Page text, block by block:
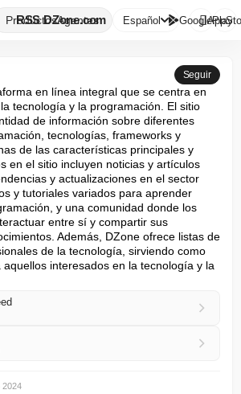
ProductosAgentes
RSS DZone.com Español GooglePlay

Seguir
en línea integral que se centra en
tecnología y la programación. El sitio
de información sobre diferentes
tecnologías, frameworks y
de las características principales y
en el sitio incluyen noticias y artículos
y actualizaciones en el sector
y tutoriales variados para aprender
y una comunidad donde los
entre sí y compartir sus
Además, DZone ofrece listas de
de la tecnología, sirviendo como
interesados en la tecnología y la
2024